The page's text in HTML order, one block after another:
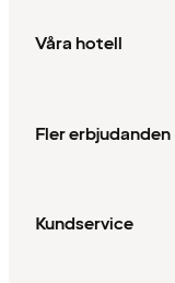
Våra hotell
Fler erbjudanden
Kundservice